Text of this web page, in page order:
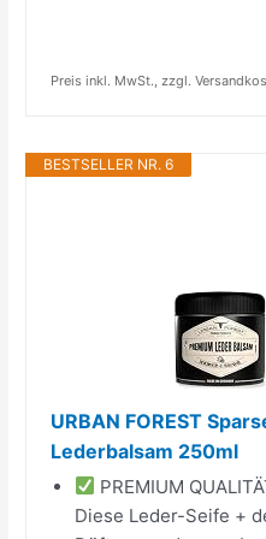
Preis inkl. MwSt., zzgl.
BESTSELLER NR. 6
URBAN FOREST
Lederbalsam 250ml
PREMIUM
Diese Leder-Seife +